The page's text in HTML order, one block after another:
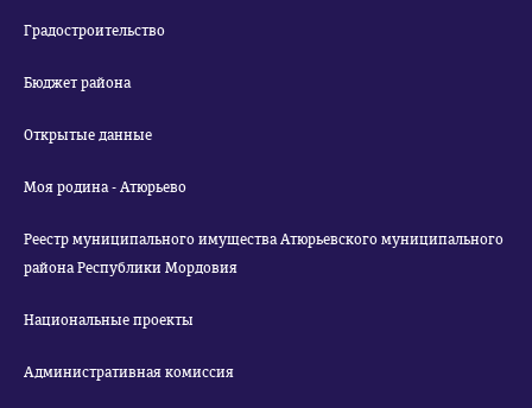
Градостроительство
Бюджет района
Открытые данные
Моя родина - Атюрьево
Реестр муниципального имущества Атюрьевского муниципального
района Республики Мордовия
Национальные проекты
Административная комиссия